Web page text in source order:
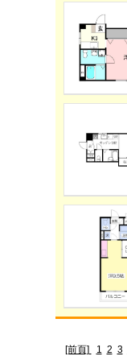
[前頁] 1 2 3